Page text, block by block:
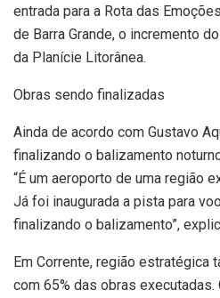
entrada para a Rota das
de Barra Grande, o incremento
da Planície Litorânea.
Obras sendo finalizadas
Ainda de acordo com Gustavo
finalizando o balizamento
“É um aeroporto de uma região
Já foi inaugurada a pista para
finalizando o balizamento”,
Em Corrente, região estratégica
com 65% das obras